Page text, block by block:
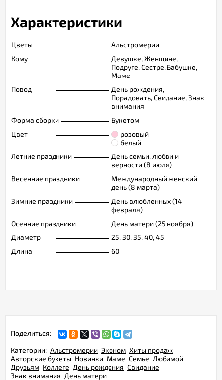
Характеристики
Цветы
Альстромерии
Кому
Девушке, Женщине,
Подруге, Сестре, Бабушке,
Маме
Повод
День рождения,
Порадовать, Свидание, Знак
внимания
Форма сборки
Букетом
Цвет
розовый
белый
Летние праздники
День семьи, любви и
верности (8 июля)
Весенние праздники
Международный женский
день (8 марта)
Зимние праздники
День влюбленных (14
февраля)
Осенние праздники
День матери (25 ноября)
Диаметр
25, 30, 35, 40, 45
Длина
60
Поделиться:
Категории: Альстромерии Эконом Хиты продаж
Авторские букеты Новинки Маме Семье Любимой
Друзьям Коллеге День рождения Свидание
Знак внимания День матери